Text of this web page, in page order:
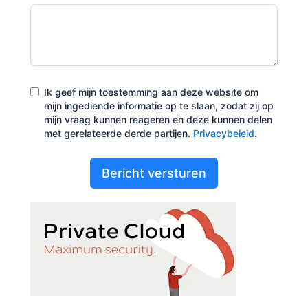
Ik geef mijn toestemming aan deze website om
mijn ingediende informatie op te slaan, zodat zij op
mijn vraag kunnen reageren en deze kunnen delen
met gerelateerde derde partijen. Privacybeleid.
Bericht versturen